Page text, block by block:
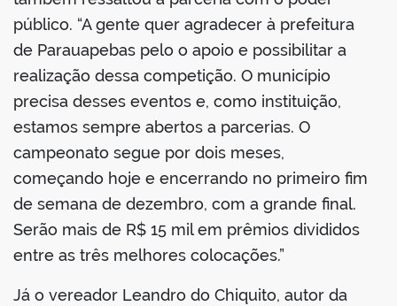
público. “A gente quer agradecer à prefeitura
de Parauapebas pelo o apoio e possibilitar a
realização dessa competição. O município
precisa desses eventos e, como instituição,
estamos sempre abertos a parcerias. O
campeonato segue por dois meses,
começando hoje e encerrando no primeiro fim
de semana de dezembro, com a grande final.
Serão mais de R$ 15 mil em prêmios divididos
entre as três melhores colocações.”
Já o vereador Leandro do Chiquito, autor da